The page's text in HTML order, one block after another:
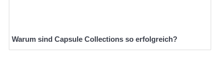
Warum sind Capsule Collections so erfolgreich?